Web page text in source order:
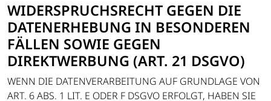
WIDERSPRUCHSRECHT GEGEN DIE
DATENERHEBUNG IN BESONDEREN
FÄLLEN SOWIE GEGEN
DIREKTWERBUNG (ART. 21 DSGVO)
WENN DIE DATENVERARBEITUNG AUF GRUNDLAGE VON
ART. 6 ABS. 1 LIT. E ODER F DSGVO ERFOLGT, HABEN SIE